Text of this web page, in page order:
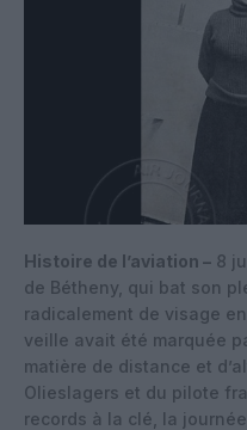
Histoire de l’aviation – 8
de Bétheny, qui bat son
radicalement de visage
veille avait été marquée
matière de distance et
Olieslagers et du pilote
records à la clé, la